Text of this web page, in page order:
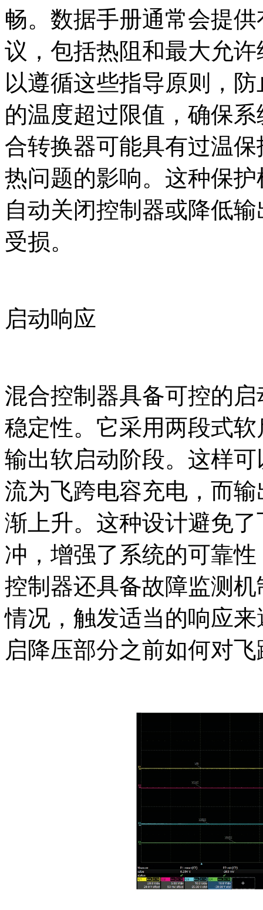
畅。数据手册通常会提
议，包括热阻和最大允
以遵循这些指导原则，
的温度超过限值，确保
合转换器可能具有过温
热问题的影响。这种保
自动关闭控制器或降低
受损。
启动响应
混合控制器具备可控的
稳定性。它采用两段式
输出软启动阶段。这样
流为飞跨电容充电，而
渐上升。这种设计避免
冲，增强了系统的可靠
控制器还具备故障监测
情况，触发适当的响应
启降压部分之前如何对